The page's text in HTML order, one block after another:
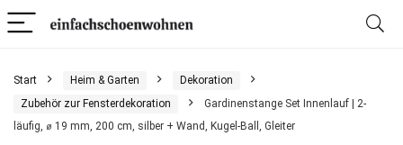
Start Heim & Garten
Dekoration
Zubehör zur Fensterdekoration
Gardinenstange Set Innenlauf | 2-
läufig, ⌀ 19 mm, 200 cm, silber + Wand, Kugel-Ball, Gleiter